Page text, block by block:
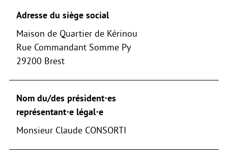
Adresse du siège social
Maison de Quartier de Kérinou
Rue Commandant Somme Py
29200 Brest
Nom du/des président⋅es
représentant⋅e légal⋅e
Monsieur Claude CONSORTI